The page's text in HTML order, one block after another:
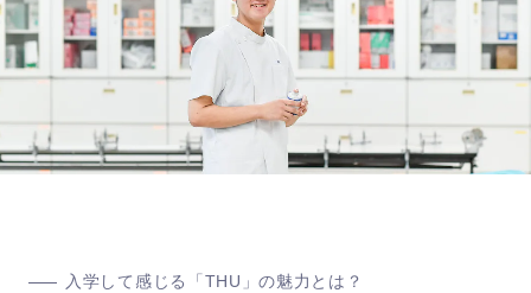
入学して感じる「THU」の魅力とは？